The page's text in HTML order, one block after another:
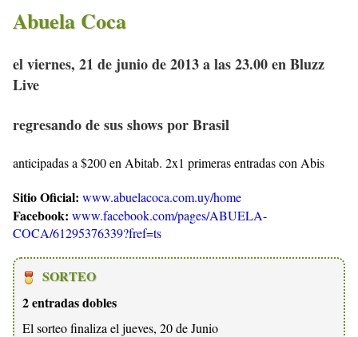
Abuela Coca
el viernes, 21 de junio de 2013 a las 23.00 en Bluzz
Live
regresando de sus shows por Brasil
anticipadas a $200 en Abitab. 2x1 primeras entradas con Abis
Sitio Oficial: www.abuelacoca.com.uy/home
Facebook: www.facebook.com/pages/ABUELA-
COCA/61295376339?fref=ts
SORTEO
2 entradas dobles
El sorteo finaliza el jueves, 20 de Junio